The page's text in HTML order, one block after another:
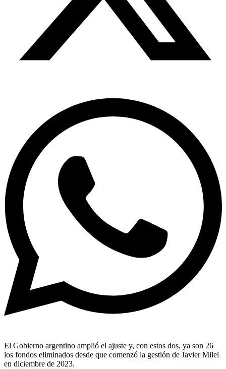
El Gobierno argentino amplió el ajuste y, con estos dos, ya son 26
los fondos eliminados desde que comenzó la gestión de Javier Milei
en diciembre de 2023.